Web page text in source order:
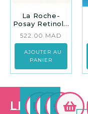
La Roche-
Posay Retinol...
522.00 MAD
AJOUTER AU
PANIER
Les